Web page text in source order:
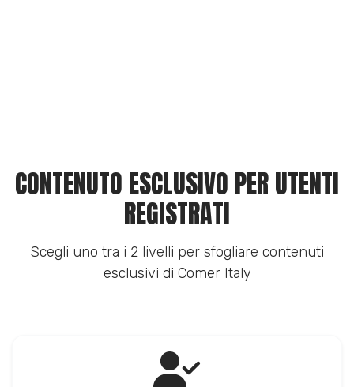
CONTENUTO ESCLUSIVO PER UTENTI
REGISTRATI
Scegli uno tra i 2 livelli per sfogliare contenuti
esclusivi di Comer Italy